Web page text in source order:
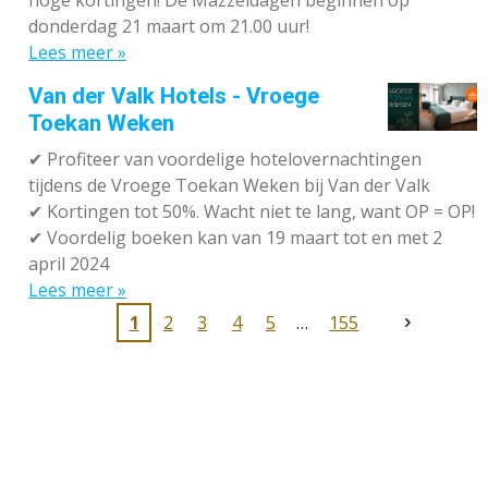
donderdag 21 maart om 21.00 uur!
Lees meer »
Van der Valk Hotels - Vroege
Toekan Weken
✔ Profiteer van voordelige hotelovernachtingen
tijdens de Vroege Toekan Weken bij Van der Valk
✔ Kortingen tot 50%. Wacht niet te lang, want OP = OP!
✔ Voordelig boeken kan van 19 maart tot en met 2
april 2024
Lees meer »
1
2 3 4 5 155